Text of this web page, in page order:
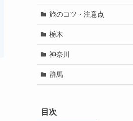
旅のコツ・注意点
栃木
神奈川
群馬
目次